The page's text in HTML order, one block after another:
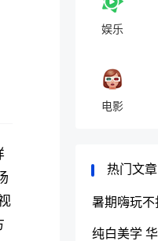
娱乐
电影
热门文章